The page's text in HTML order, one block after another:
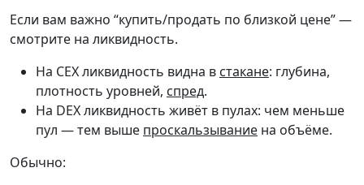
Если вам важно “купить/продать по близкой цене” —
смотрите на ликвидность.
На CEX ликвидность видна в стакане: глубина,
плотность уровней, спред.
На DEX ликвидность живёт в пулах: чем меньше
пул — тем выше проскальзывание на объёме.
Обычно: